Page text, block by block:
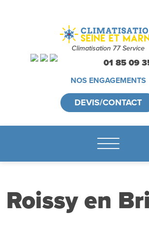
Climatisation 77 Service
01 85 09
NOS ENGAGEMENTS
DEVIS/CONTACT
Roissy en